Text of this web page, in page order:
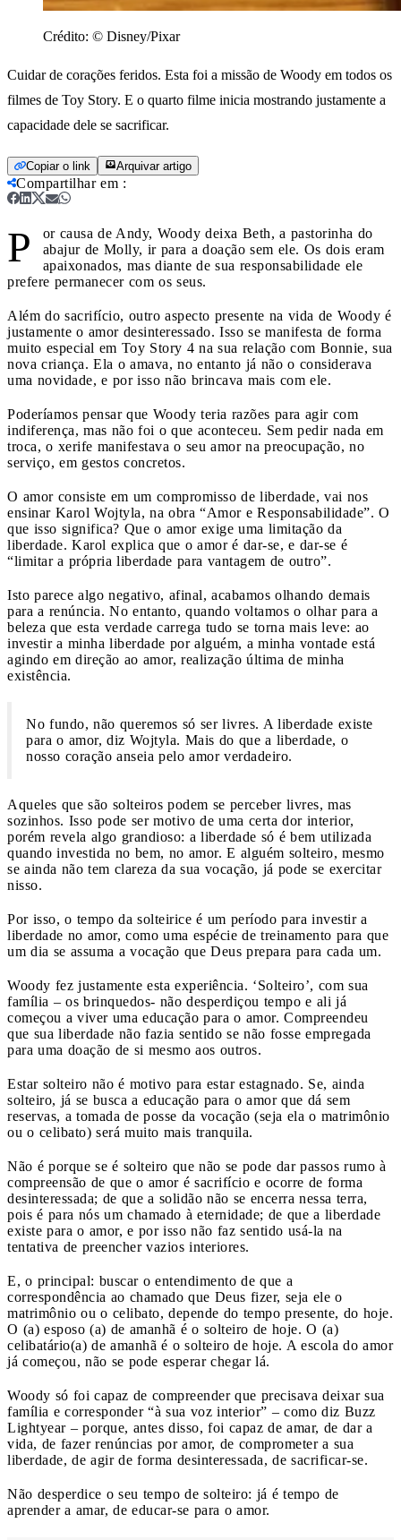
Crédito: © Disney/Pixar
Cuidar de corações feridos. Esta foi a missão de Woody em todos os
filmes de Toy Story. E o quarto filme inicia mostrando justamente a
capacidade dele se sacrificar.
Copiar o link Arquivar artigo
Compartilhar em :
P
or causa de Andy, Woody deixa Beth, a pastorinha do
abajur de Molly, ir para a doação sem ele. Os dois eram
apaixonados, mas diante de sua responsabilidade ele
prefere permanecer com os seus.
Além do sacrifício, outro aspecto presente na vida de Woody é
justamente o amor desinteressado. Isso se manifesta de forma
muito especial em Toy Story 4 na sua relação com Bonnie, sua
nova criança. Ela o amava, no entanto já não o considerava
uma novidade, e por isso não brincava mais com ele.
Poderíamos pensar que Woody teria razões para agir com
indiferença, mas não foi o que aconteceu. Sem pedir nada em
troca, o xerife manifestava o seu amor na preocupação, no
serviço, em gestos concretos.
O amor consiste em um compromisso de liberdade, vai nos
ensinar Karol Wojtyla, na obra “Amor e Responsabilidade”. O
que isso significa? Que o amor exige uma limitação da
liberdade. Karol explica que o amor é dar-se, e dar-se é
“limitar a própria liberdade para vantagem de outro”.
Isto parece algo negativo, afinal, acabamos olhando demais
para a renúncia. No entanto, quando voltamos o olhar para a
beleza que esta verdade carrega tudo se torna mais leve: ao
investir a minha liberdade por alguém, a minha vontade está
agindo em direção ao amor, realização última de minha
existência.
No fundo, não queremos só ser livres. A liberdade existe
para o amor, diz Wojtyla. Mais do que a liberdade, o
nosso coração anseia pelo amor verdadeiro.
Aqueles que são solteiros podem se perceber livres, mas
sozinhos. Isso pode ser motivo de uma certa dor interior,
porém revela algo grandioso: a liberdade só é bem utilizada
quando investida no bem, no amor. E alguém solteiro, mesmo
se ainda não tem clareza da sua vocação, já pode se exercitar
nisso.
Por isso, o tempo da solteirice é um período para investir a
liberdade no amor, como uma espécie de treinamento para que
um dia se assuma a vocação que Deus prepara para cada um.
Woody fez justamente esta experiência. ‘Solteiro’, com sua
família – os brinquedos- não desperdiçou tempo e ali já
começou a viver uma educação para o amor. Compreendeu
que sua liberdade não fazia sentido se não fosse empregada
para uma doação de si mesmo aos outros.
Estar solteiro não é motivo para estar estagnado. Se, ainda
solteiro, já se busca a educação para o amor que dá sem
reservas, a tomada de posse da vocação (seja ela o matrimônio
ou o celibato) será muito mais tranquila.
Não é porque se é solteiro que não se pode dar passos rumo à
compreensão de que o amor é sacrifício e ocorre de forma
desinteressada; de que a solidão não se encerra nessa terra,
pois é para nós um chamado à eternidade; de que a liberdade
existe para o amor, e por isso não faz sentido usá-la na
tentativa de preencher vazios interiores.
E, o principal: buscar o entendimento de que a
correspondência ao chamado que Deus fizer, seja ele o
matrimônio ou o celibato, depende do tempo presente, do hoje.
O (a) esposo (a) de amanhã é o solteiro de hoje. O (a)
celibatário(a) de amanhã é o solteiro de hoje. A escola do amor
já começou, não se pode esperar chegar lá.
Woody só foi capaz de compreender que precisava deixar sua
família e corresponder “à sua voz interior” – como diz Buzz
Lightyear – porque, antes disso, foi capaz de amar, de dar a
vida, de fazer renúncias por amor, de comprometer a sua
liberdade, de agir de forma desinteressada, de sacrificar-se.
Não desperdice o seu tempo de solteiro: já é tempo de
aprender a amar, de educar-se para o amor.